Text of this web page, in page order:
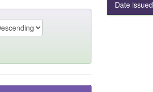
Date issued